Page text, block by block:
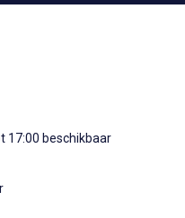
17:00 beschikbaar